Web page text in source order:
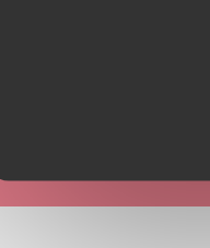
heeft u het recht om u af te
uw gegevens verwerken, zie ons